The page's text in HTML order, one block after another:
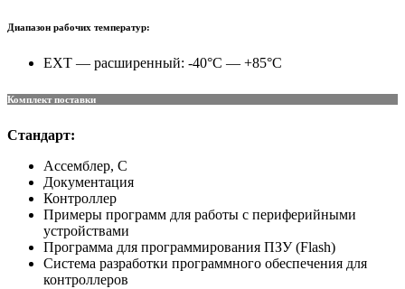
Диапазон рабочих температур:
EXT — расширенный: -40°C — +85°C
Комплект поставки
Стандарт:
Ассемблер, C
Документация
Контроллер
Примеры программ для работы с периферийными
устройствами
Программа для программирования ПЗУ (Flash)
Система разработки программного обеспечения для
контроллеров